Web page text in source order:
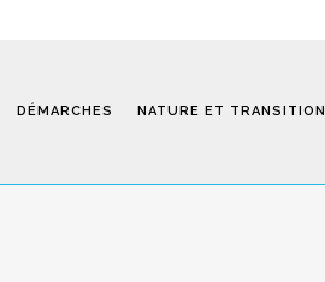
DÉMARCHES NATURE ET TRANSITION